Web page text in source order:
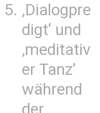
‚Dialogpre
digt‘ und
‚meditativ
er Tanz’
während
der